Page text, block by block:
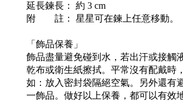
延長鍊長： 約 3 cm
附 註： 星星可在鍊上任意移動。
「飾品保養」
飾品盡量避免碰到水，若出汗或接觸
乾布或衛生紙擦拭。平常沒有配戴時
如：放入密封袋隔絕空氣。另外還有
一飾品。做好以上保養，都可以有效